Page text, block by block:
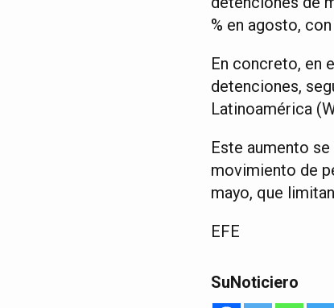
% en agosto,
En concreto, en
detenciones,
Latinoamérica
Este aumento
movimiento de
mayo, que
EFE
SuNoticiero